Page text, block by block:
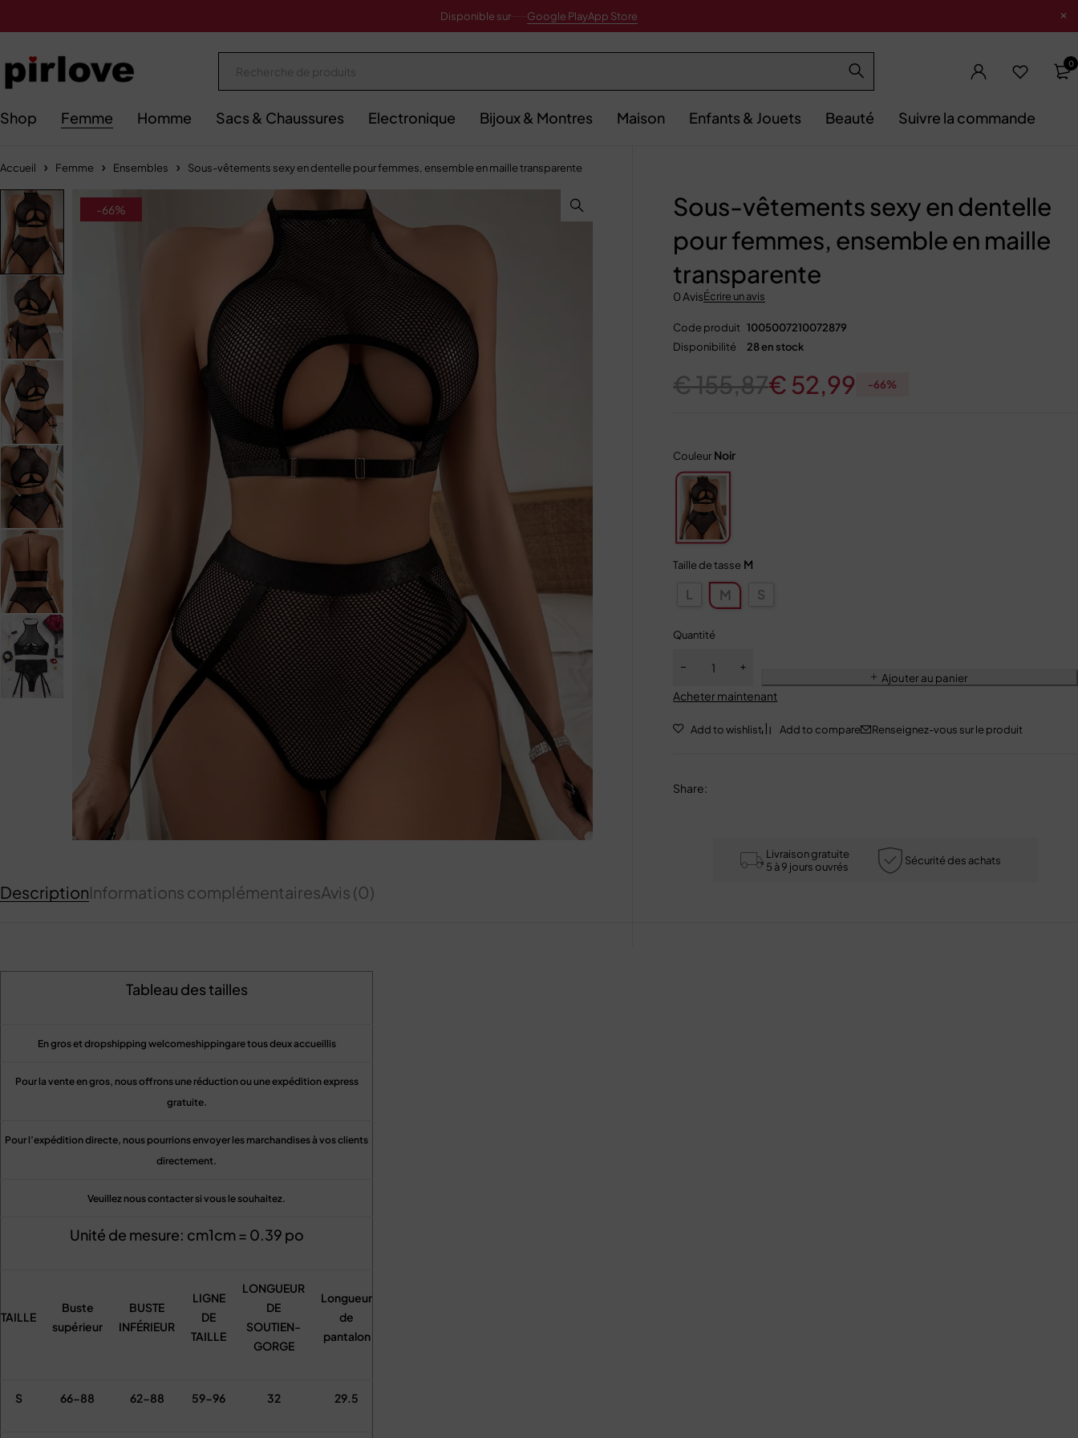
Disponible sur Google PlayApp Store
0
Shop Femme Homme Sacs & Chaussures Electronique Bijoux & Montres Maison Enfants & Jouets Beauté Suivre la commande
Accueil Femme Ensembles Sous-vêtements sexy en dentelle pour femmes, ensemble en maille transparente
-66%
Sous-vêtements sexy en dentelle
pour femmes, ensemble en maille
transparente
0 AvisÉcrire un avis
Code produit 1005007210072879
Disponibilité
28 en stock
€155,87€52,99 -66%
Couleur Noir
Taille de tasse M
L M S
Quantité
Ajouter au panier
Acheter maintenant
Renseignez-vous sur le produit
Share:
Livraison gratuite
5 à 9 jours ouvrés
Sécurité des achats
DescriptionInformations complémentairesAvis (0)
Tableau des tailles
En gros et dropshipping welcomeshippingare tous deux accueillis
Pour la vente en gros, nous offrons une réduction ou une expédition express
gratuite.
Pour l’expédition directe, nous pourrions envoyer les marchandises à vos clients
directement.
Veuillez nous contacter si vous le souhaitez.
Unité de mesure: cm1cm = 0.39 po
TAILLE
Buste
supérieur
BUSTE
INFÉRIEUR
LIGNE
DE
TAILLE
LONGUEUR
DE
SOUTIEN-
GORGE
Longueur
de
pantalon
S 66-88 62-88 59-96 32 29.5